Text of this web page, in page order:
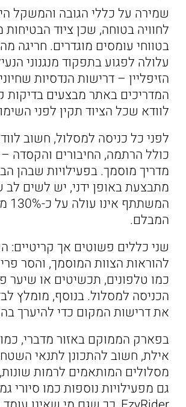
שמירה על כללי הגובה והמשקל
לחוויה בטוחה, שכן ציוד הבטיחות
בטווחי עומסים מוגדרים. חריגה
עלולה לפגוע בתפקוד מנגנוני
הזיפליין – דרישות הנדסיות
המדריכים באתר מבצעים בדיקות
לוודא שכל הציוד תקין לפני
לפני כל כניסה למסלול, חשוב
כולל הרתמה, החיבורים והקסדה –
מדריך מוסמך. בפעילויות שבהן
מתבצעת באופן ידני, יש לשים
המבלם.
שני כללים פשוטים אך קריטיים:
להוראות הצוות המוסמך, והסר
כמו טלפונים, תכשיטים או שיער
הכניסה למסלול. בנוסף, מומלץ
את דרישות המקום כדי להיערך
בפארק הממוקם באזור מדברי,
אילת, חשוב להתכונן לתנאי
מסלולים המותאמים לרמות שונות,
גם מפעילויות נוספות כמו סיורי